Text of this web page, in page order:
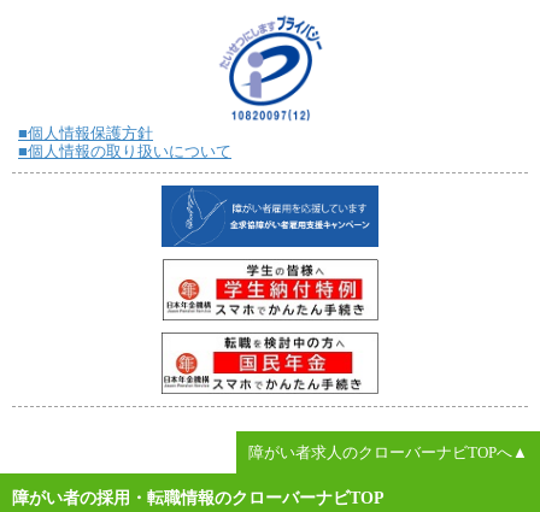
■個人情報保護方針
■個人情報の取り扱いについて
障がい者求人のクローバーナビTOPへ▲
障がい者の採用・転職情報のクローバーナビTOP